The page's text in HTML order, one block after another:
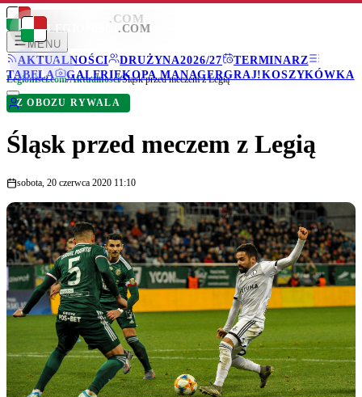
LEGIONISCI .COM
MENU
AKTUALNOŚCI
DRUŻYNA2026/27
TERMINARZ
TABELA
GALERIEKOPA MANAGERGRAJ!KOSZYKÓWKA
LEGIONISCI .COM
Legionisci.com/Aktualności/Śląsk przed meczem z Legią
Z OBOZU RYWALA
Śląsk przed meczem z Legią
sobota, 20 czerwca 2020 11:10